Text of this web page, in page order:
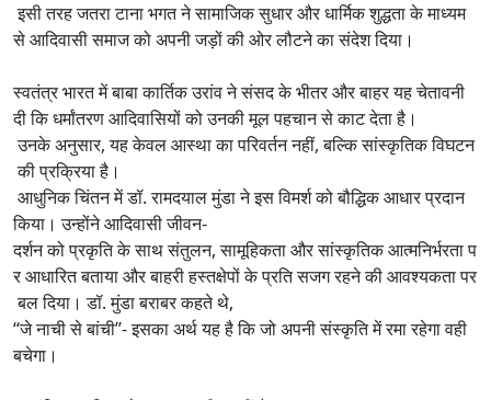
इसी तरह जतरा टाना भगत ने सामाजिक सुधार और धार्मिक शुद्धता के माध्यम
से आदिवासी समाज को अपनी जड़ों की ओर लौटने का संदेश दिया।
स्वतंत्र भारत में बाबा कार्तिक उरांव ने संसद के भीतर और बाहर यह चेतावनी
दी कि धर्मांतरण आदिवासियों को उनकी मूल पहचान से काट देता है।
उनके अनुसार, यह केवल आस्था का परिवर्तन नहीं, बल्कि सांस्कृतिक विघटन
की प्रक्रिया है।
आधुनिक चिंतन में डॉ. रामदयाल मुंडा ने इस विमर्श को बौद्धिक आधार प्रदान
किया। उन्होंने आदिवासी जीवन-
दर्शन को प्रकृति के साथ संतुलन, सामूहिकता और सांस्कृतिक आत्मनिर्भरता प
र आधारित बताया और बाहरी हस्तक्षेपों के प्रति सजग रहने की आवश्यकता पर
बल दिया। डॉ. मुंडा बराबर कहते थे,
‘‘जे नाची से बांची’’- इसका अर्थ यह है कि जो अपनी संस्कृति में रमा रहेगा वही
बचेगा।